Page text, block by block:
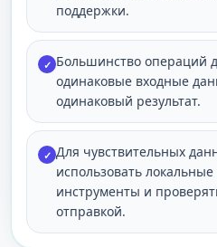
поддержки.
✓ Большинство операций
одинаковые входные
одинаковый результат.
✓ Для чувствительных
использовать
инструменты и
отправкой.